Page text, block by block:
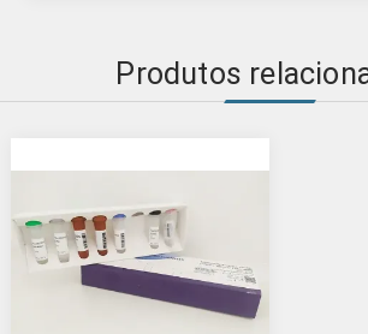
Produtos